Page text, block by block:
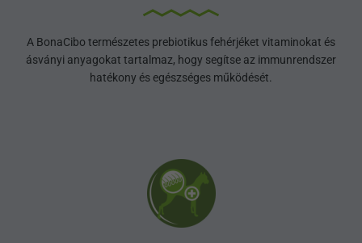
A BonaCibo természetes prebiotikus fehérjéket vitaminokat és
ásványi anyagokat tartalmaz, hogy segítse az immunrendszer
hatékony és egészséges működését.